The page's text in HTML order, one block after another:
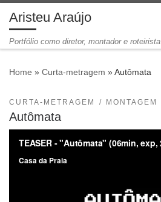
Skip to content
Aristeu Araújo
Portfólio como diretor, montador e roteirista
Home » Curta-metragem » Autômata
CURTA-METRAGEM MONTAGEM
Autômata